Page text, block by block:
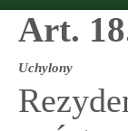
Art.
Uchylony